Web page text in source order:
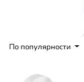
По популярности